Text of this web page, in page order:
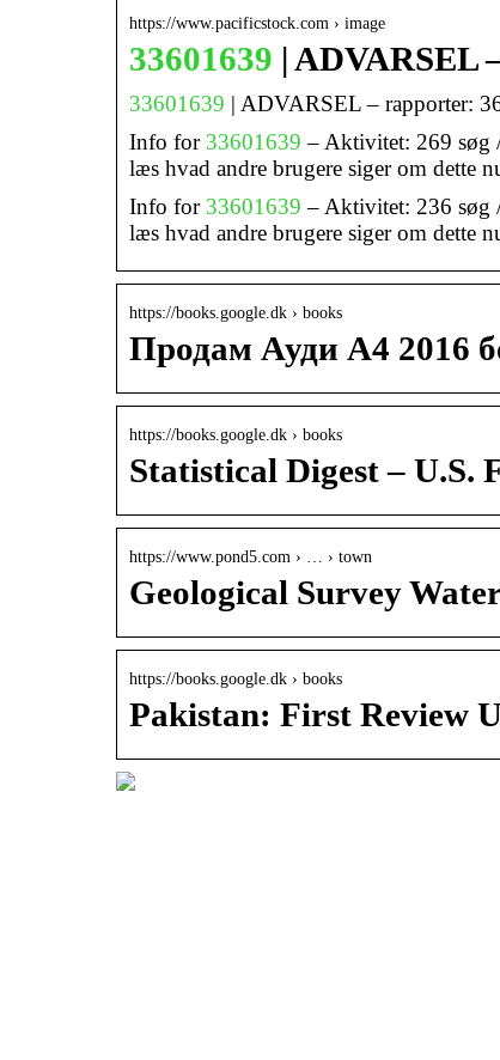
https://www.pacificstock.com › image
33601639 | ADVARSEL
33601639 | ADVARSEL – rapporter:
Info for 33601639 – Aktivitet: 269 søg
læs hvad andre brugere siger om dette
Info for 33601639 – Aktivitet: 236 søg
læs hvad andre brugere siger om dette
https://books.google.dk › books
Продам Ауди А4 2016
https://books.google.dk › books
Statistical Digest – U.S.
https://www.pond5.com › … › town
Geological Survey
https://books.google.dk › books
Pakistan: First Review